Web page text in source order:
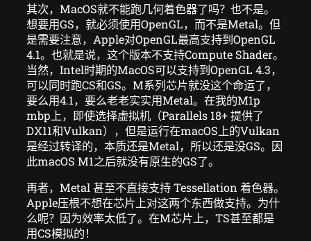
其次，MacOS就不能跑几何着色器了吗？也不是。
想要用GS，就必须使用OpenGL，而不是Metal。但
是需要注意，Apple对OpenGL最高支持到OpenGL
4.1。也就是说，这个版本不支持Compute Shader。
当然，Intel时期的MacOS可以支持到OpenGL 4.3，
可以同时跑CS和GS。M系列芯片就没这个命运了，
要么用4.1，要么老老实实用Metal。在我的M1p
mbp上，即使选择虚拟机（Parallels 18+ 提供了
DX11和Vulkan），但是运行在macOS上的Vulkan
是经过转译的，本质还是Metal，所以还是没GS。因
此macOS M1之后就没有原生的GS了。
再者，Metal 甚至不直接支持 Tessellation 着色器。
Apple压根不想在芯片上对这两个东西做支持。为什
么呢？因为效率太低了。在M芯片上，TS甚至都是
用CS模拟的！